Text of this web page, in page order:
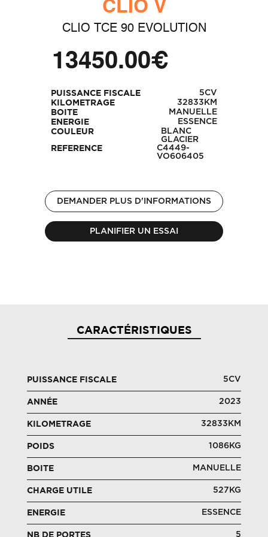
CLIO V
CLIO TCE 90 EVOLUTION
13450.00€
PUISSANCE FISCALE 5CV
KILOMETRAGE 32833KM
BOITE MANUELLE
ENERGIE ESSENCE
COULEUR
BLANC
GLACIER
REFERENCE
C4449-
VO606405
DEMANDER PLUS D'INFORMATIONS
PLANIFIER UN ESSAI
CARACTÉRISTIQUES
PUISSANCE FISCALE 5CV
ANNÉE 2023
KILOMETRAGE 32833KM
POIDS 1086KG
BOITE MANUELLE
CHARGE UTILE 527KG
ENERGIE ESSENCE
NB DE PORTES 5